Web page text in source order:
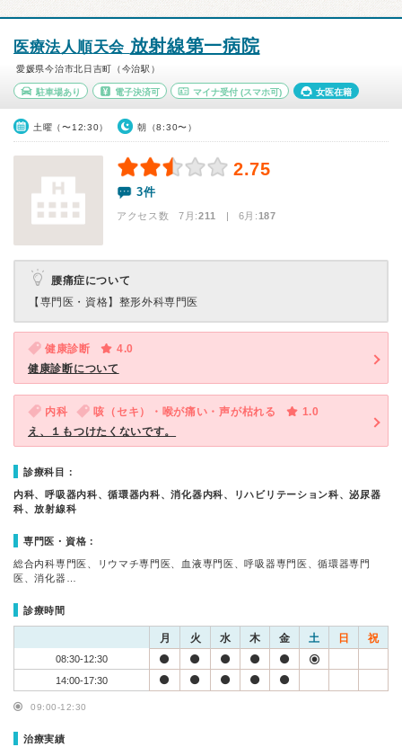
医療法人順天会 放射線第一病院
愛媛県今治市北日吉町（今治駅）
駐車場あり 電子決済可 マイナ受付 (スマホ可) 女医在籍
土曜（〜12:30） 朝（8:30〜）
2.75
3件
アクセス数 7月:211 | 6月:187
腰痛症について
【専門医・資格】 整形外科専門医
健康診断
4.0
健康診断について
内科 咳（セキ）・喉が痛い・声が枯れる
1.0
え、１もつけたくないです。
診療科目：
内科、呼吸器内科、循環器内科、消化器内科、リハビリテーション科、泌尿器
科、放射線科
専門医・資格：
総合内科専門医、リウマチ専門医、血液専門医、呼吸器専門医、循環器専門
医、消化器…
診療時間
月 火 水 木 金 土 日 祝
08:30-12:30
14:00-17:30
09:00-12:30
治療実績